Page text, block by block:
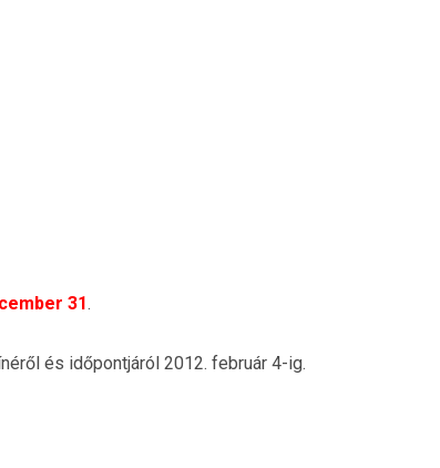
31.
és időpontjáról 2012. február 4-ig.